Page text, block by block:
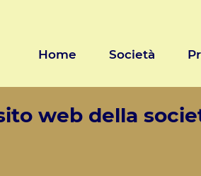
Home Società
web della